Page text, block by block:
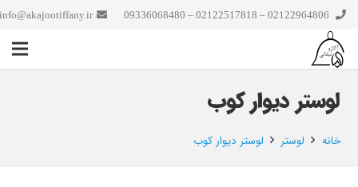
لوستر دیوار کوب
خانه لوستر لوستر دیوار کوب